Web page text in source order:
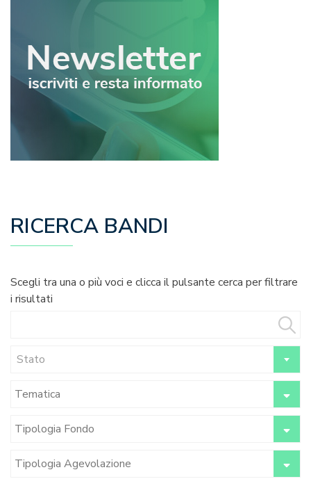
RICERCA BANDI
Scegli tra una o più voci e clicca il pulsante cerca per filtrare
i risultati
Stato